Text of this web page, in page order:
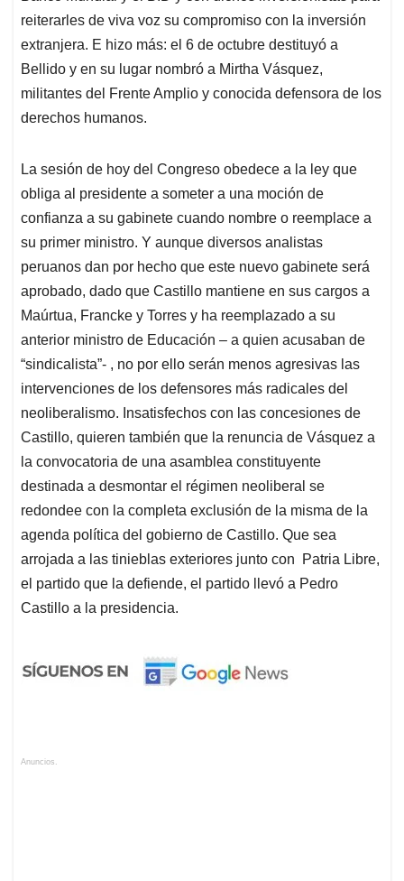
reiterarles de viva voz su compromiso con la inversión
extranjera. E hizo más: el 6 de octubre destituyó a
Bellido y en su lugar nombró a Mirtha Vásquez,
militantes del Frente Amplio y conocida defensora de los
derechos humanos.
La sesión de hoy del Congreso obedece a la ley que
obliga al presidente a someter a una moción de
confianza a su gabinete cuando nombre o reemplace a
su primer ministro. Y aunque diversos analistas
peruanos dan por hecho que este nuevo gabinete será
aprobado, dado que Castillo mantiene en sus cargos a
Maúrtua, Francke y Torres y ha reemplazado a su
anterior ministro de Educación – a quien acusaban de
“sindicalista”- , no por ello serán menos agresivas las
intervenciones de los defensores más radicales del
neoliberalismo. Insatisfechos con las concesiones de
Castillo, quieren también que la renuncia de Vásquez a
la convocatoria de una asamblea constituyente
destinada a desmontar el régimen neoliberal se
redondee con la completa exclusión de la misma de la
agenda política del gobierno de Castillo. Que sea
arrojada a las tinieblas exteriores junto con Patria Libre,
el partido que la defiende, el partido llevó a Pedro
Castillo a la presidencia.
Anuncios.